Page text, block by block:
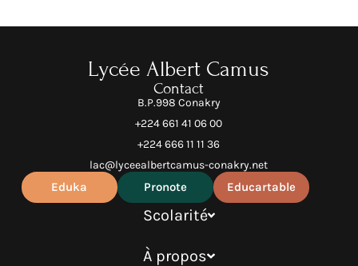
Lycée Albert Camus
Contact
B.P.998 Conakry
+224 661 41 06 00
+224 666 11 11 36
lac@lyceealbertcamus-conakry.net
Eduka Pronote Educartable
Scolarité
À propos